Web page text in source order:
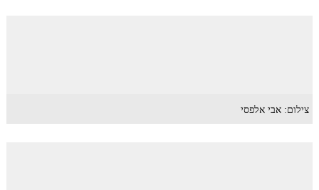
צילום: אבי אלפסי